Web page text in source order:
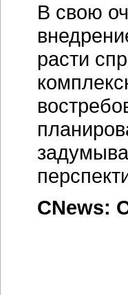
В свою
расти
CNews: